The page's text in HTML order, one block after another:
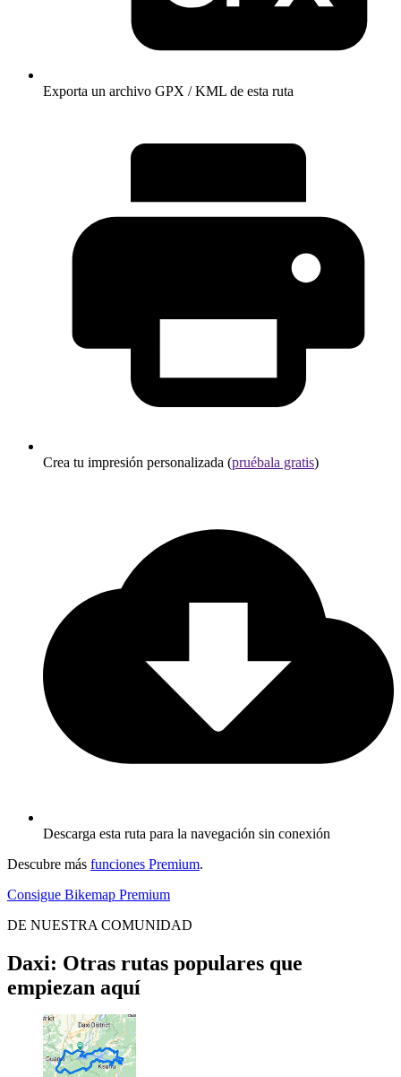
Exporta un archivo GPX / KML de esta ruta
Crea tu impresión personalizada (pruébala gratis)
Descarga esta ruta para la navegación sin conexión
Descubre más funciones Premium.
Consigue Bikemap Premium
DE NUESTRA COMUNIDAD
Daxi: Otras rutas populares que
empiezan aquí